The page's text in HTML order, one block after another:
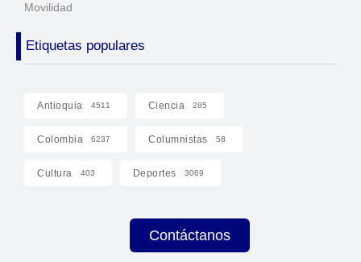
Movilidad
Etiquetas populares
Antioquia 4511 Ciencia 285
Colombia 6237 Columnistas 58
Cultura 403 Deportes 3069
Contáctanos